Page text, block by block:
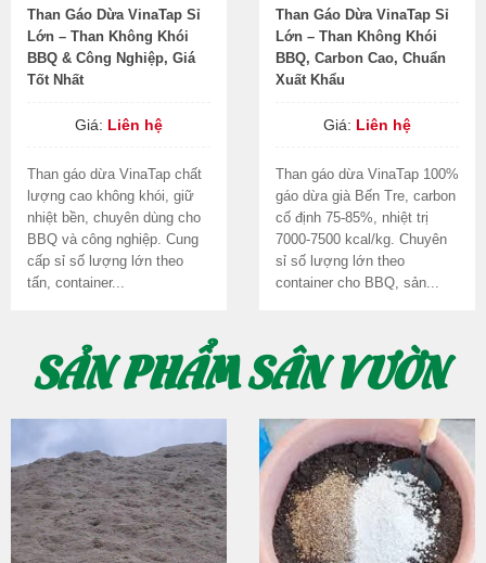
Than Gáo Dừa VinaTap Sỉ
Lớn – Than Không Khói
BBQ & Công Nghiệp, Giá
Tốt Nhất
Giá: Liên hệ
Than gáo dừa VinaTap chất
lượng cao không khói, giữ
nhiệt bền, chuyên dùng cho
BBQ và công nghiệp. Cung
cấp sỉ số lượng lớn theo
tấn, container...
Than Gáo Dừa VinaTap Sỉ
Lớn – Than Không Khói
BBQ, Carbon Cao, Chuẩn
Xuất Khẩu
Giá: Liên hệ
Than gáo dừa VinaTap 100%
gáo dừa già Bến Tre, carbon
cố định 75-85%, nhiệt trị
7000-7500 kcal/kg. Chuyên
sỉ số lượng lớn theo
container cho BBQ, sản...
SẢN PHẨM SÂN VƯỜN